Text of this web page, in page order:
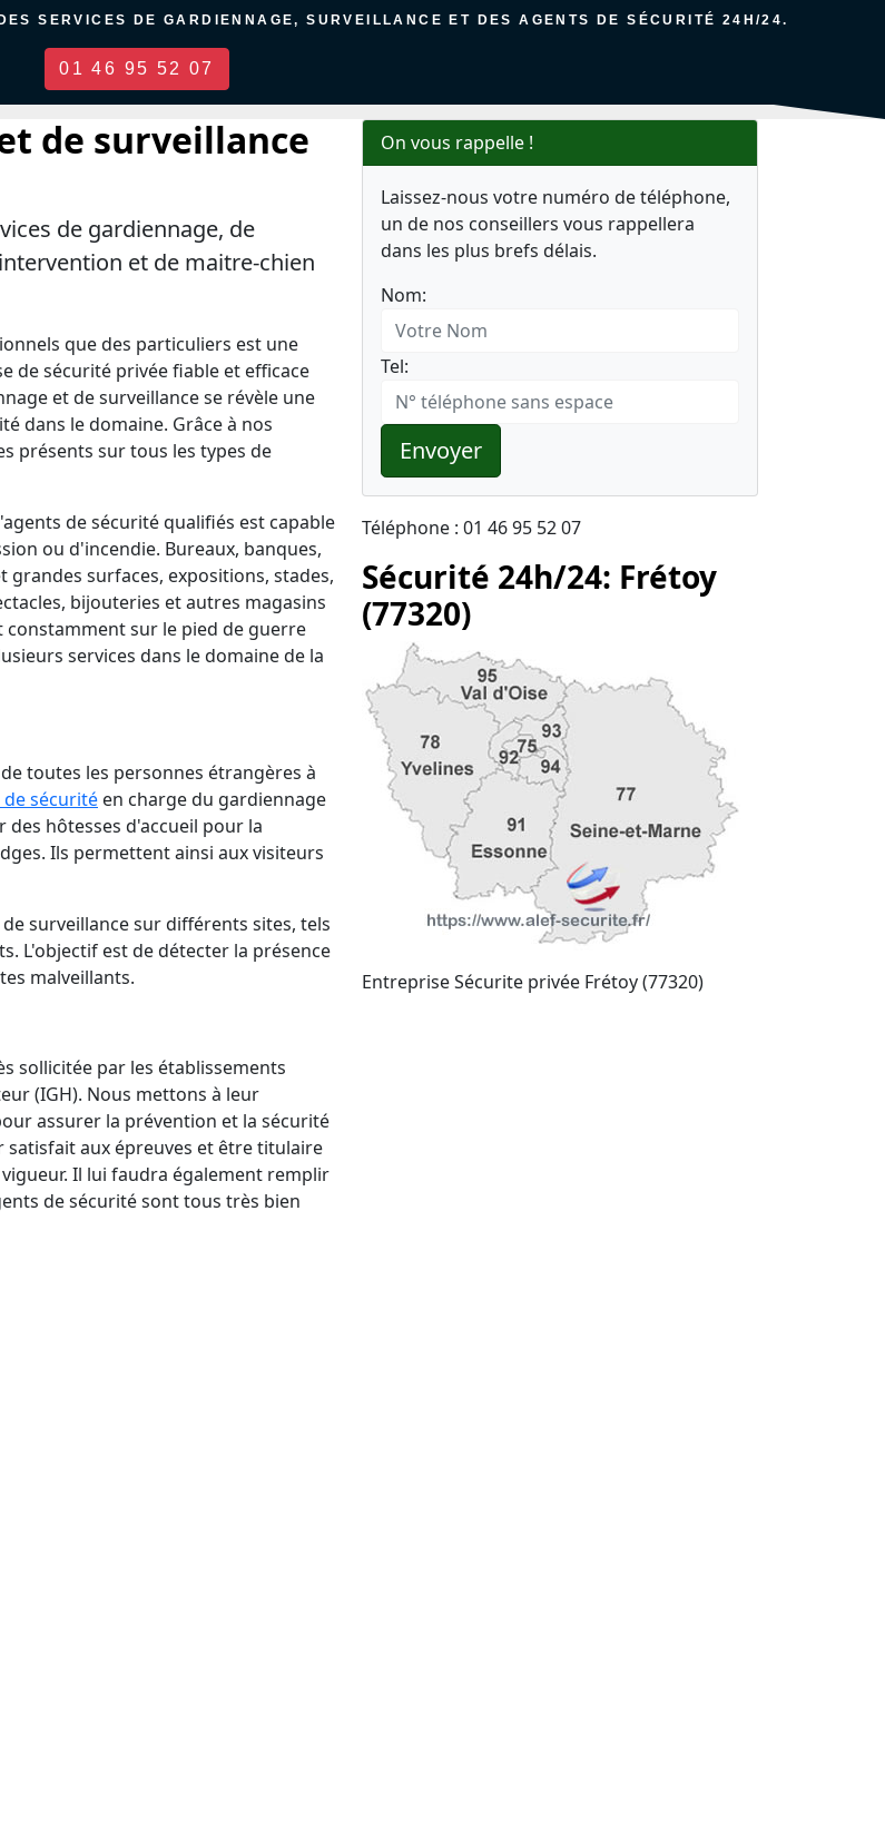
SERVICES DE GARDIENNAGE, SURVEILLANCE ET DES AGENTS DE SÉCURITÉ 24H/24.
01 46 95 52 07
de surveillance
de gardiennage, de
et de maitre-chien
que des particuliers est une
de sécurité privée fiable et efficace
et de surveillance se révèle une
dans le domaine. Grâce à nos
présents sur tous les types de
de sécurité qualifiés est capable
ou d'incendie. Bureaux, banques,
surfaces, expositions, stades,
bijouteries et autres magasins
constamment sur le pied de guerre
services dans le domaine de la
toutes les personnes étrangères à
sécurité en charge du gardiennage
des hôtesses d'accueil pour la
Ils permettent ainsi aux visiteurs
surveillance sur différents sites, tels
L'objectif est de détecter la présence
malveillants.
sollicitée par les établissements
(IGH). Nous mettons à leur
assurer la prévention et la sécurité
satisfait aux épreuves et être titulaire
Il lui faudra également remplir
de sécurité sont tous très bien
On vous rappelle !
Laissez-nous votre numéro de téléphone,
un de nos conseillers vous rappellera
dans les plus brefs délais.
Nom:
Tel:
Envoyer
Téléphone : 01 46 95 52 07
Sécurité 24h/24: Frétoy
(77320)
Entreprise Sécurite privée Frétoy (77320)